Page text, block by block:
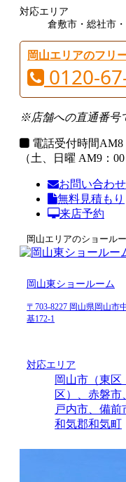
対応エリア
倉敷市・総社市
岡山エリアのフリ
0120-
※店舗への直通番号
電話受付時間AM8
（土、日曜 AM9：00
お問い合わせ
無料見積もり
来店予約
岡山エリアのショール
岡山東ショールーム
〒703-8227 岡山県岡山市
基172-1
対応エリア
岡山市（東区
区）、赤磐市
戸内市、備前
和気郡和気町